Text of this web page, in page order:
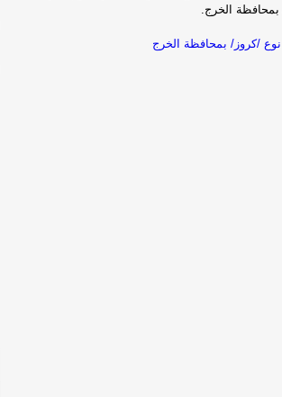
الخرج.
/كروز/ بمحافظة الخرج